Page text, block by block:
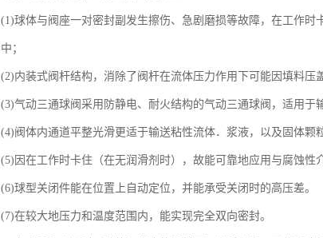
(1)球体与阀座一对密封副发生擦伤、急剧磨损等故障，在工作
中；
(2)内装式阀杆结构，消除了阀杆在流体压力作用下可能因填料压
(3)气动三通球阀采用防静电、耐火结构的气动三通球阀，适用于
(4)阀体内通道平整光滑更适于输送粘性流体．浆液，以及固体颗
(5)因在工作时卡住（在无润滑剂时），故能可靠地应用与腐蚀性
(6)球型关闭件能在位置上自动定位，并能承受关闭时的高压差。
(7)在较大地压力和温度范围内，能实现完全双向密封。